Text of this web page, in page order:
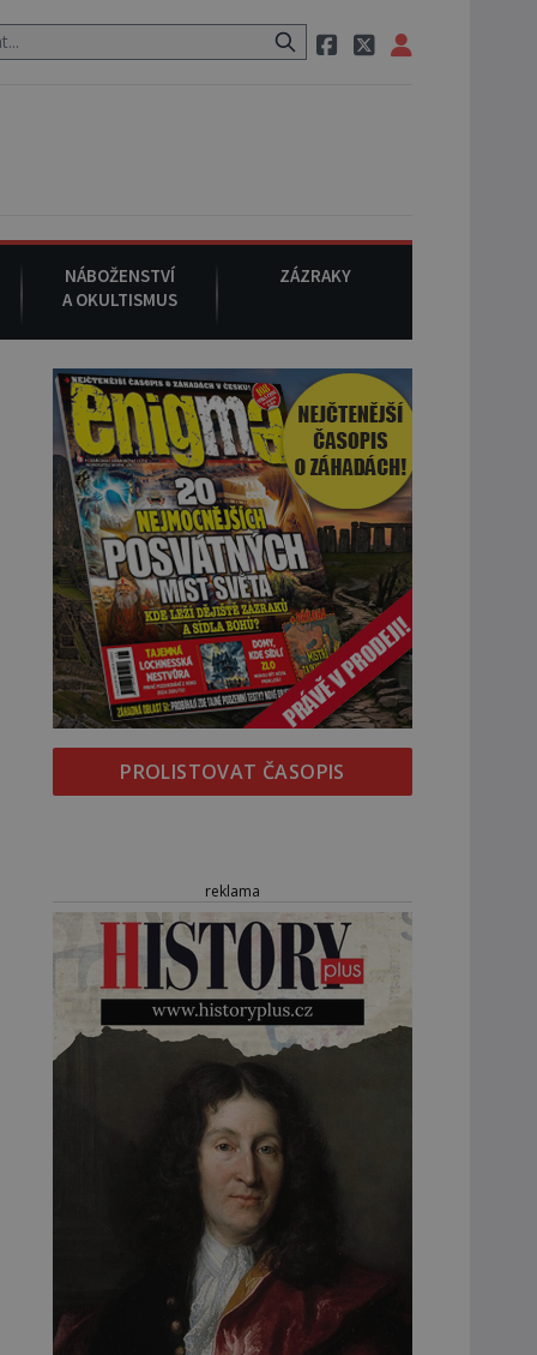
cestě utíká zvláštní psovitá šelma, údajně bájná čupakabra.
NÁBOŽENSTVÍ
A OKULTISMUS
ZÁZRAKY
PROLISTOVAT ČASOPIS
reklama